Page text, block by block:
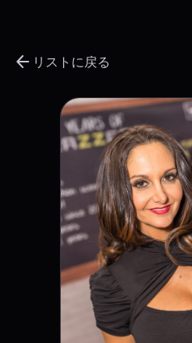
arrow_back リストに戻る